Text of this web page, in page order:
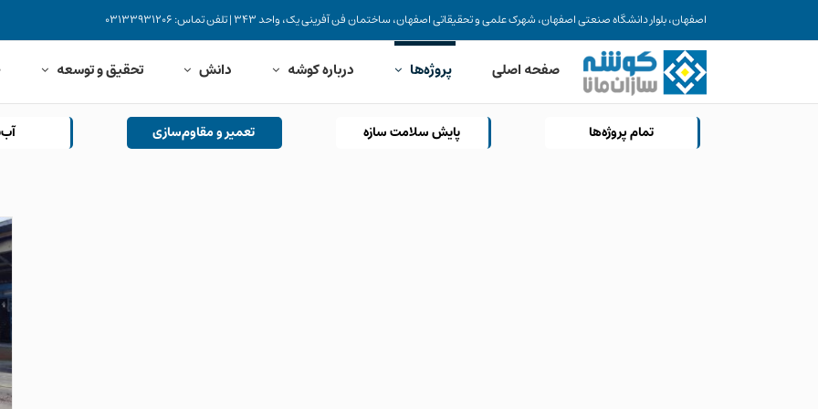
اصفهان، بلوار دانشگاه صنعتی اصفهان، شهرک علمی و تحقیقاتی اصفهان، ساختمان فن آفرینی یک، واحد 343 | تلفن تماس: 03133931206
صفحه اصلی پروژه‌ها درباره کوشه دانش تحقیق و توسعه
تمام پروژه‌ها پایش سلامت سازه تعمیر و مقاوم‌سازی